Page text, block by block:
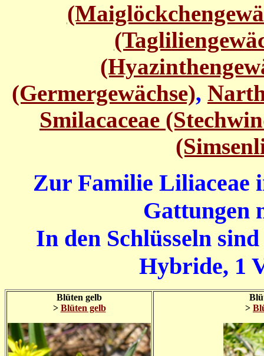
(Germergewächse),
Smilacaceae
Zur Familie Liliaceae
Gattungen
In den Schlüsseln sind
Hybride, 1
Blüten gelb
> Blüten gelb
>